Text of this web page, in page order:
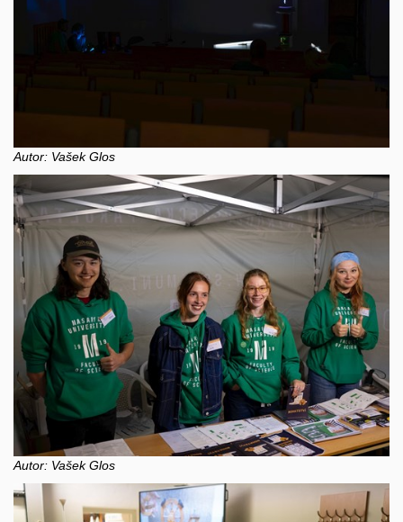
Autor: Vašek Glos
Autor: Vašek Glos